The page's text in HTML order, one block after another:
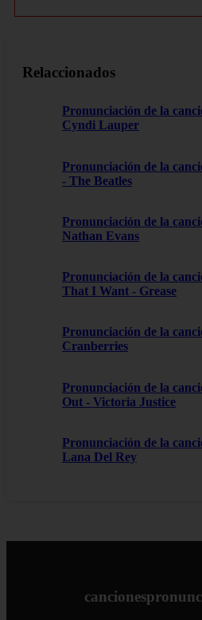
Relaccionados
Pronunciación de la
Cyndi Lauper
Pronunciación de la
- The Beatles
Pronunciación de la
Nathan Evans
Pronunciación de la
That I Want - Grease
Pronunciación de la
Cranberries
Pronunciación de la
Out - Victoria Justice
Pronunciación de la
Lana Del Rey